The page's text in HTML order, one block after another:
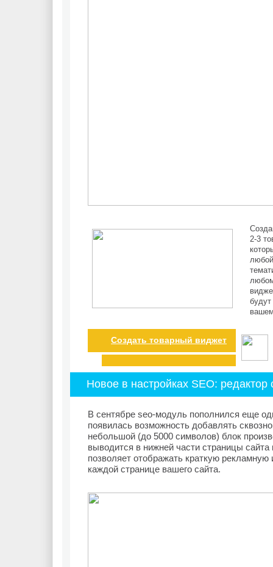
2-3
будут
Создать товарный виджет
Новое в настройках SEO: редактор
В сентябре seo-модуль пополнился еще
появилась возможность добавлять
небольшой (до 5000 символов) блок
выводится в нижней части страницы сайта
позволяет отображать краткую
каждой странице вашего сайта.